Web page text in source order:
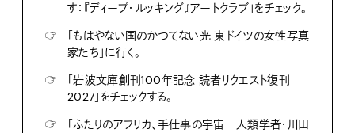
す：『ディープ・ルッキング』アートクラブ」をチェック。
☞
「もはやない国のかつてない光 東ドイツの女性写真
家たち」に行く。
☞
「岩波文庫創刊100年記念 読者リクエスト復刊
2027」をチェックする。
☞
「ふたりのアフリカ、手仕事の宇宙―人類学者・川田